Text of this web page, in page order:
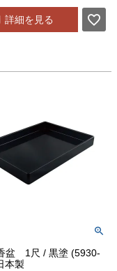
詳細を見る
盆 1尺 / 黒塗 (5930-
本製